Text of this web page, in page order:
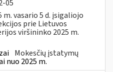
05
vasario 5 d. įsigaliojo
prie Lietuvos
viršininko 2025 m.
Mokesčių įstatymų
nuo 2025 m.